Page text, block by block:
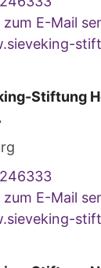
zum E-Mail
Stiftung
zum E-Mail